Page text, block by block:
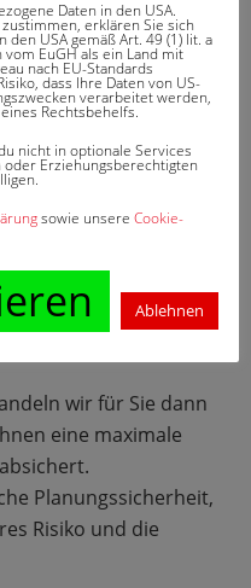
beraten wir Sie
haben gezeigt, dass
mit Risikoträgern und
im Unternehmen
führt.
und
keine
und dass sämtliche
abgerechnet werden
wir für Sie dann
eine maximale
Planungssicherheit,
Risiko und die
Daten in den USA.
erklären Sie sich
USA gemäß Art. 49 (1) lit. a
vom EuGH als ein Land mit
nach EU-Standards
dass Ihre Daten von US-
verarbeitet werden,
Rechtsbehelfs.
nicht in optionale Services
Erziehungsberechtigten
sowie unsere Cookie-
Ablehnen